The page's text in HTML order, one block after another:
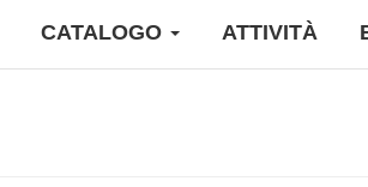
CATALOGO ATTIVITÀ